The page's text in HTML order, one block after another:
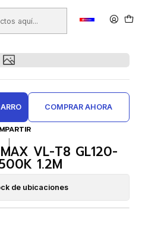
Electricidad - Iluminación
40W 6500K 1.2M
COMPRAR AHORA
VL-T8 GL120-
1.2M
de ubicaciones